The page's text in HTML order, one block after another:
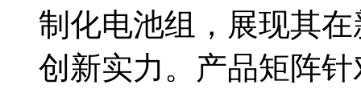
制化电池组，展现其
创新实力。产品矩阵